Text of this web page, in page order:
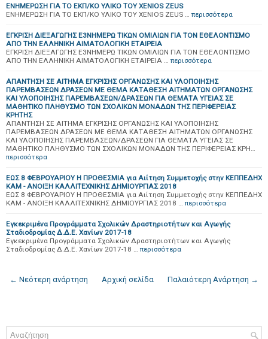
ΕΝΗΜΕΡΩΣΗ ΓΙΑ ΤΟ ΕΚΠ/ΚΟ ΥΛΙΚΟ ΤΟΥ XENIOS ZEUS
ΕΝΗΜΕΡΩΣΗ ΓΙΑ ΤΟ ΕΚΠ/ΚΟ ΥΛΙΚΟ ΤΟΥ XENIOS ZEUS … περισσότερα
ΕΓΚΡΙΣΗ ΔΙΕΞΑΓΩΓΗΣ Ε3ΝΗΜΕΡΩ ΤΙΚΩΝ ΟΜΙΛΙΩΝ ΓΙΑ ΤΟΝ ΕΘΕΛΟΝΤΙΣΜΟ
ΑΠΟ ΤΗΝ ΕΛΛΗΝΙΚΗ ΑΙΜΑΤΟΛΟΓΙΚΗ ΕΤΑΙΡΕΙΑ
ΕΓΚΡΙΣΗ ΔΙΕΞΑΓΩΓΗΣ Ε3ΝΗΜΕΡΩ ΤΙΚΩΝ ΟΜΙΛΙΩΝ ΓΙΑ ΤΟΝ ΕΘΕΛΟΝΤΙΣΜΟ
ΑΠΟ ΤΗΝ ΕΛΛΗΝΙΚΗ ΑΙΜΑΤΟΛΟΓΙΚΗ ΕΤΑΙΡΕΙΑ … περισσότερα
ΑΠΑΝΤΗΣΗ ΣΕ ΑΙΤΗΜΑ ΕΓΚΡΙΣΗΣ ΟΡΓΑΝΩΣΗΣ ΚΑΙ ΥΛΟΠΟΙΗΣΗΣ
ΠΑΡΕΜΒΑΣΕΩΝ ΔΡΑΣΕΩΝ ΜΕ ΘΕΜΑ ΚΑΤΑΘΕΣΗ ΑΙΤΗΜΑΤΩΝ ΟΡΓΑΝΩΣΗΣ
ΚΑΙ ΥΛΟΠΟΙΗΣΗΣ ΠΑΡΕΜΒΑΣΕΩΝ/ΔΡΑΣΕΩΝ ΓΙΑ ΘΕΜΑΤΑ ΥΓΕΙΑΣ ΣΕ
ΜΑΘΗΤΙΚΟ ΠΛΗΘΥΣΜΟ ΤΩΝ ΣΧΟΛΙΚΩΝ ΜΟΝΑΔΩΝ ΤΗΣ ΠΕΡΙΦΕΡΕΙΑΣ
ΚΡΗΤΗΣ
ΑΠΑΝΤΗΣΗ ΣΕ ΑΙΤΗΜΑ ΕΓΚΡΙΣΗΣ ΟΡΓΑΝΩΣΗΣ ΚΑΙ ΥΛΟΠΟΙΗΣΗΣ
ΠΑΡΕΜΒΑΣΕΩΝ ΔΡΑΣΕΩΝ ΜΕ ΘΕΜΑ ΚΑΤΑΘΕΣΗ ΑΙΤΗΜΑΤΩΝ ΟΡΓΑΝΩΣΗΣ
ΚΑΙ ΥΛΟΠΟΙΗΣΗΣ ΠΑΡΕΜΒΑΣΕΩΝ/ΔΡΑΣΕΩΝ ΓΙΑ ΘΕΜΑΤΑ ΥΓΕΙΑΣ ΣΕ
ΜΑΘΗΤΙΚΟ ΠΛΗΘΥΣΜΟ ΤΩΝ ΣΧΟΛΙΚΩΝ ΜΟΝΑΔΩΝ ΤΗΣ ΠΕΡΙΦΕΡΕΙΑΣ ΚΡΗ…
περισσότερα
ΕΩΣ 8 ΦΕΒΡΟΥΑΡΙΟΥ Η ΠΡΟΘΕΣΜΙΑ για Αιίτηση Συμμετοχής στην ΚΕΠΠΕΔΗΧ
ΚΑΜ - ΑΝΟΙΞΗ ΚΑΛΛΙΤΕΧΝΙΚΗΣ ΔΗΜΙΟΥΡΓΙΑΣ 2018
ΕΩΣ 8 ΦΕΒΡΟΥΑΡΙΟΥ Η ΠΡΟΘΕΣΜΙΑ για Αιίτηση Συμμετοχής στην ΚΕΠΠΕΔΗΧ
ΚΑΜ - ΑΝΟΙΞΗ ΚΑΛΛΙΤΕΧΝΙΚΗΣ ΔΗΜΙΟΥΡΓΙΑΣ 2018 … περισσότερα
Εγκεκριμένα Προγράμματα Σχολικών Δραστηριοτήτων και Αγωγής
Σταδιοδρομίας Δ.Δ.Ε. Χανίων 2017-18
Εγκεκριμένα Προγράμματα Σχολικών Δραστηριοτήτων και Αγωγής
Σταδιοδρομίας Δ.Δ.Ε. Χανίων 2017-18 … περισσότερα
← Νεότερη ανάρτηση Παλαιότερη Ανάρτηση →
Αρχική σελίδα